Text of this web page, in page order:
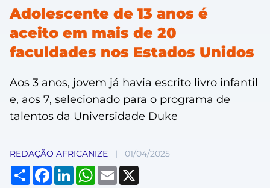
Adolescente de 13 anos é
aceito em mais de 20
faculdades nos Estados Unidos
Aos 3 anos, jovem já havia escrito livro infantil
e, aos 7, selecionado para o programa de
talentos da Universidade Duke
REDAÇÃO AFRICANIZE | 01/04/2025
Compartilhar
Facebook
LinkedInWhatsApp
Email